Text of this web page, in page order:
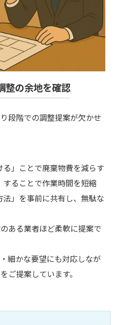
整の余地を確認
段階での調整提案が欠かせ
る」ことで廃棄物費を減らす
することで作業時間を短縮
法」を事前に共有し、無駄な
ある業者ほど柔軟に提案で
細かな要望にも対応しなが
ご提案しています。